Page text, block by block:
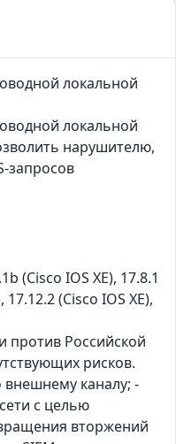
локальной
локальной
нарушителю,
запросов
(Cisco IOS XE), 17.8.1
17.12.2 (Cisco IOS XE),
против Российской
рисков.
каналу; -
с целью
вторжений